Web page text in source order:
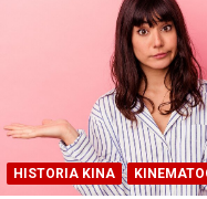
HISTORIA KINA